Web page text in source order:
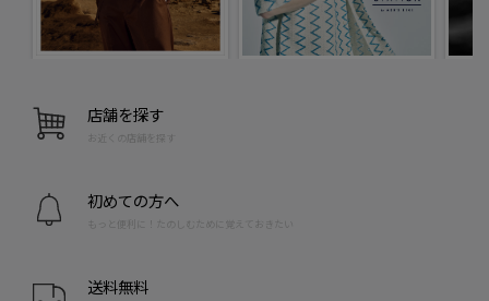
店舗を探す
お近くの店舗を探す
初めての方へ
もっと便利に！たのしむために覚えておきたい
送料無料